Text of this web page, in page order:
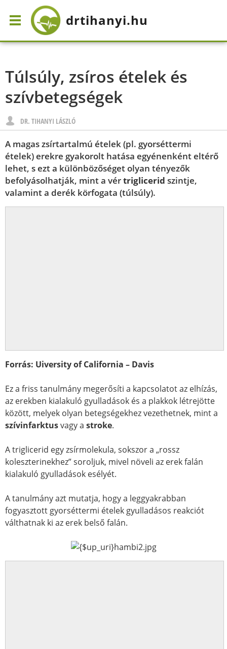
drtihanyi.hu
Túlsúly, zsíros ételek és
szívbetegségek
DR. TIHANYI LÁSZLÓ
A magas zsírtartalmú ételek (pl. gyorséttermi
ételek) erekre gyakorolt hatása egyénenként eltérő
lehet, s ezt a különbözőséget olyan tényezők
befolyásolhatják, mint a vértriglicerid szintje,
valamint a derék körfogata (túlsúly).
Forrás: Uiversity of California – Davis
Ez a friss tanulmány megerősíti a kapcsolatot az elhízás,
az erekben kialakuló gyulladások és a plakkok létrejötte
között, melyek olyan betegségekhez vezethetnek, mint a
szívinfarktusvagy a stroke.
A triglicerid egy zsírmolekula, sokszor a „rossz
koleszterinekhez” soroljuk, mivel növeli az erek falán
kialakuló gyulladások esélyét.
A tanulmány azt mutatja, hogy a leggyakrabban
fogyasztott gyorséttermi ételek gyulladásos reakciót
válthatnak ki az erek belső falán.